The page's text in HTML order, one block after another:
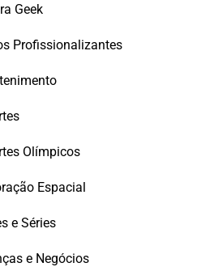
Geek
Profissionalizantes
Olímpicos
Espacial
e Séries
e Negócios